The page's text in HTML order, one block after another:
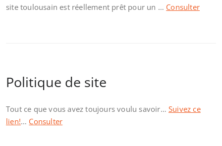
site toulousain est réellement prêt pour un … Consulter
Politique de site
Tout ce que vous avez toujours voulu savoir…Suivez ce
lien!… Consulter